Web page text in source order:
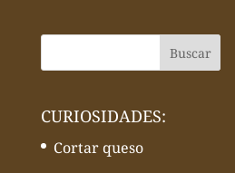
CURIOSIDADES:
Cortar queso